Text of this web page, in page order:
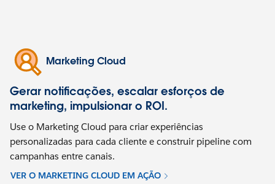
Marketing Cloud
Gerar notificações, escalar esforços de
marketing, impulsionar o ROI.
Use o Marketing Cloud para criar experiências
personalizadas para cada cliente e construir pipeline com
campanhas entre canais.
VER O MARKETING CLOUD EM AÇÃO